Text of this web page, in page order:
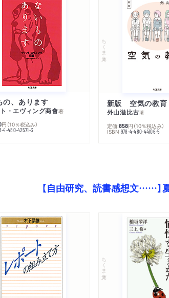
の、あります
・エヴィング商會著
円 （10％税込み）
4-480-42571-3
ちくま文庫
新版 空気の教育
外山滋比古著
定価:858円 （10％税込み）
ISBN:978-4-480-44106-5
【自由研究、読書感想文……】
ちくま文庫